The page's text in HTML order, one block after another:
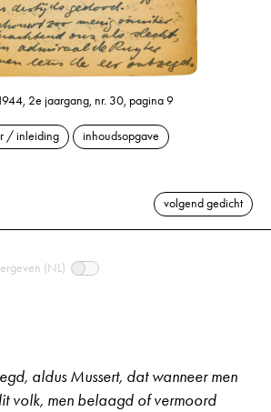
2e jaargang, nr. 30, pagina 9
/ inleiding inhoudsopgave
volgend gedicht
(NL)
aldus Mussert, dat wanneer men
volk, men belaagd of vermoord